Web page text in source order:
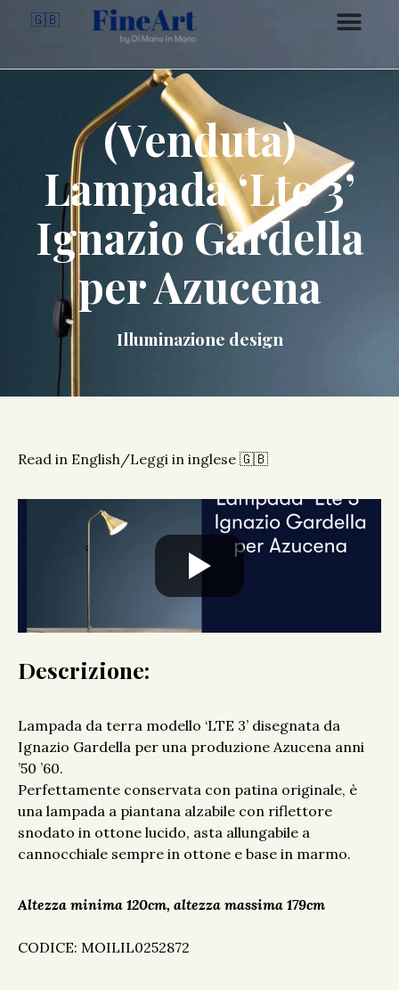
🇬🇧
(Venduta)
Lampada ‘Lte 3’
Ignazio Gardella
per Azucena
Illuminazione design
Read in English/Leggi in inglese 🇬🇧
Descrizione:
Lampada da terra modello ‘LTE 3’ disegnata da
Ignazio Gardella per una produzione Azucena anni
’50 ’60.
Perfettamente conservata con patina originale, è
una lampada a piantana alzabile con riflettore
snodato in ottone lucido, asta allungabile a
cannocchiale sempre in ottone e base in marmo.
Altezza minima 120cm, altezza massima 179cm
CODICE: MOILIL0252872